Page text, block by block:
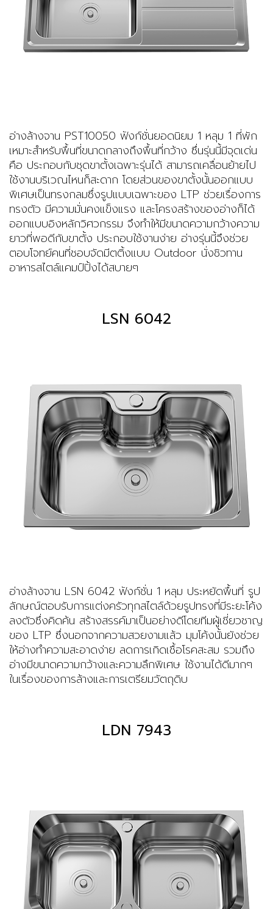
อ่างล้างจาน PST10050 ฟังก์ชั่นยอดนิยม 1 หลุม 1 ที่พัก
เหมาะสำหรับพื้นที่ขนาดกลางถึงพื้นที่กว้าง ซึ่นรุ่นนี้มีจุดเด่น
คือ ประกอบกับชุดขาตั้งเฉพาะรุ่นได้ สามารถเคลื่อนย้ายไป
ใช้งานบริเวณไหนก็สะดาก โดยส่วนของขาตั้งนั้นออกแบบ
พิเศษเป็นทรงกลมซึ่งรูปแบบเฉพาะของ LTP ช่วยเรื่องการ
ทรงตัว มีความมั่นคงแข็งแรง และโครงสร้างของอ่างก็ได้
ออกแบบอิงหลักวิศวกรรม จึงทำให้มีขนาดความกว้างความ
ยาวที่พอดีกับขาตั้ง ประกอบใช้งานง่าย อ่างรุ่นนี้จึงช่วย
ตอบโจทย์คนที่ชอบจัดมีตติ้งแบบ Outdoor นั่งชิวทาน
อาหารสไตล์แคมป์ปิ้งได้สบายๆ
LSN 6042
อ่างล้างจาน LSN 6042 ฟังก์ชั่น 1 หลุม ประหยัดพื้นที่ รูป
ลักษณ์ตอบรับการแต่งครัวทุกสไตล์ด้วยรูปทรงที่มีระยะโค้ง
ลงตัวซึ่งคิดค้น สร้างสรรค์มาเป็นอย่างดีโดยทีมผู้เชี่ยวชาญ
ของ LTP ซึ่งนอกจากความสวยงามแล้ว มุมโค้งนั้นยังช่วย
ให้อ่างทำความสะอาดง่าย ลดการเกิดเชื้อโรคสะสม รวมถึง
อ่างมีขนาดความกว้างและความลึกพิเศษ ใช้งานได้ดีมากๆ
ในเรื่องของการล้างและการเตรียมวัตถุดิบ
LDN 7943